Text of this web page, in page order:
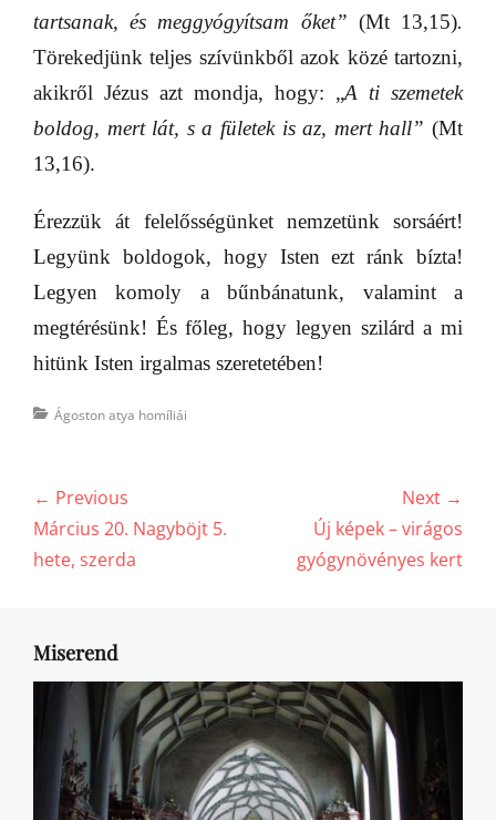
tartsanak, és meggyógyítsam őket” (Mt 13,15).
Törekedjünk teljes szívünkből azok közé tartozni,
akikről Jézus azt mondja, hogy: „A ti szemetek
boldog, mert lát, s a fületek is az, mert hall” (Mt
13,16).
Érezzük át felelősségünket nemzetünk sorsáért!
Legyünk boldogok, hogy Isten ezt ránk bízta!
Legyen komoly a bűnbánatunk, valamint a
megtérésünk! És főleg, hogy legyen szilárd a mi
hitünk Isten irgalmas szeretetében!
Categories
Ágoston atya homíliái
Bejegyzés
navigáció
← Previous
Previous
post:
Március 20. Nagyböjt 5.
hete, szerda
Next →
Új képek – virágos
gyógynövényes kert
Miserend